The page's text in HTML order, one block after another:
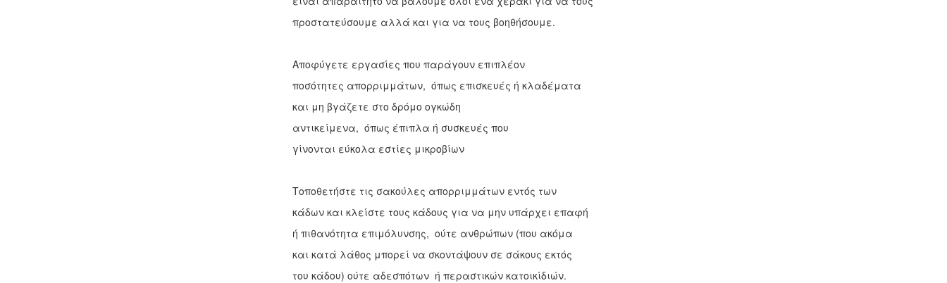
προστατεύσουμε αλλά και για να τους βοηθήσουμε.
Αποφύγετε εργασίες που παράγουν επιπλέον
ποσότητες απορριμμάτων, όπως επισκευές ή κλαδέματα
και μη βγάζετε στο δρόμο ογκώδη
αντικείμενα, όπως έπιπλα ή συσκευές που
γίνονται εύκολα εστίες μικροβίων
Τοποθετήστε τις σακούλες απορριμμάτων εντός των
κάδων και κλείστε τους κάδους για να μην υπάρχει επαφή
ή πιθανότητα επιμόλυνσης, ούτε ανθρώπων (που ακόμα
και κατά λάθος μπορεί να σκοντάψουν σε σάκους εκτός
του κάδου) ούτε αδεσπότων ή περαστικών κατοικίδιών.